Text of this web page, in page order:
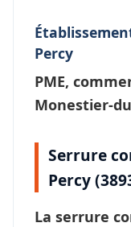
Percy
PME,
Monestier-
Serrure
Percy
La serrure